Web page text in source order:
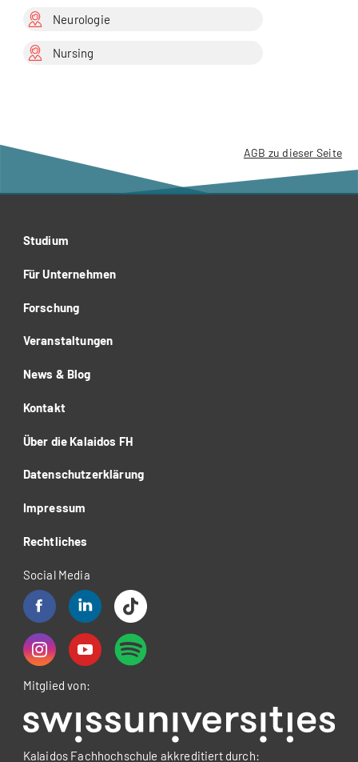
Neurologie
Nursing
AGB zu dieser Seite
Studium
Für Unternehmen
Forschung
Veranstaltungen
News & Blog
Kontakt
Über die Kalaidos FH
Datenschutzerklärung
Impressum
Rechtliches
Social Media
Mitglied von:
Kalaidos Fachhochschule akkreditiert durch: